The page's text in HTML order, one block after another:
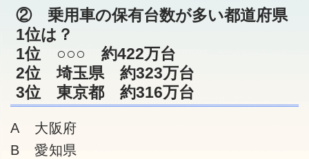
② 乗用車の保有台数が多い都道府県
1位は？
1位 ○○○ 約422万台
2位 埼玉県 約323万台
3位 東京都 約316万台
A 大阪府
B 愛知県